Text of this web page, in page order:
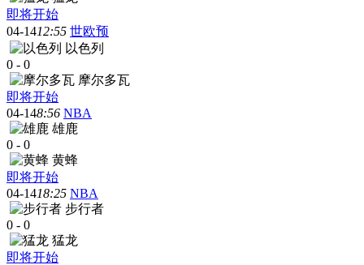
即将开始
04-1412:55 世欧预
以色列
0 - 0
摩尔多瓦
即将开始
04-148:56 NBA
雄鹿
0 - 0
黄蜂
即将开始
04-1418:25 NBA
步行者
0 - 0
猛龙
即将开始